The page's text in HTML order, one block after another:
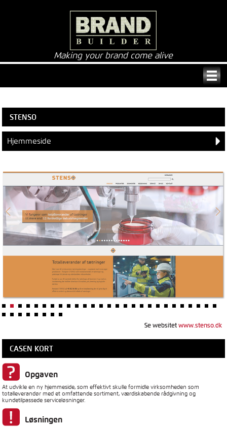
Making your brand come alive
STENSO
Hjemmeside
Se websitet www.stenso.dk
Se websitet www.stenso.dk
CASEN KORT
Opgaven
At udvikle en ny hjemmeside, som effektivt skulle formidle virksomheden som
totalleverandør med et omfattende sortiment, værdiskabende rådgivning og
kundetilpassede serviceløsninger.
Løsningen